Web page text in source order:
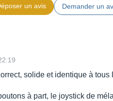
un avis Demander un
solide et identique à tous
à part, le joystick de